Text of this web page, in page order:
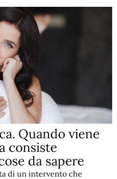
Quando viene
consiste
da sapere
di un intervento che